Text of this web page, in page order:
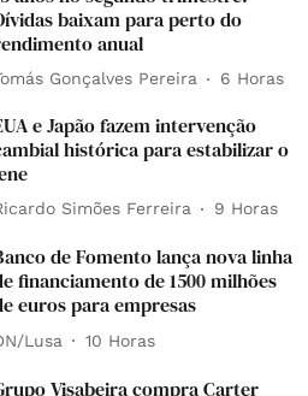
baixam para perto do
anual
Gonçalves Pereira 6 Horas
e Japão fazem intervenção
histórica para estabilizar o
Simões Ferreira 9 Horas
de Fomento lança nova linha
financiamento de 1500 milhões
euros para empresas
Lusa 10 Horas
Visabeira compra Carter